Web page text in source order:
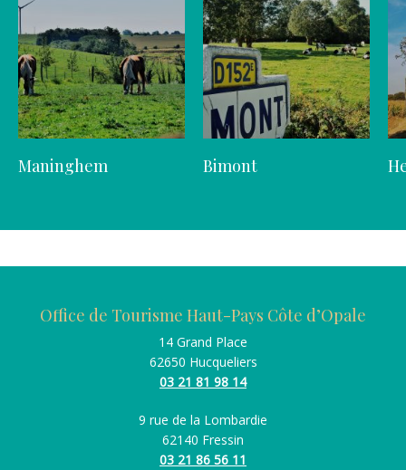
Maninghem Bimont
Office de Tourisme Haut-Pays Côte d’Opale
14 Grand Place
62650 Hucqueliers
03 21 81 98 14
9 rue de la Lombardie
62140 Fressin
03 21 86 56 11